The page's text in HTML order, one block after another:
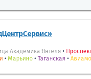
Академика Янгеля •
• Марьино • Таганская •